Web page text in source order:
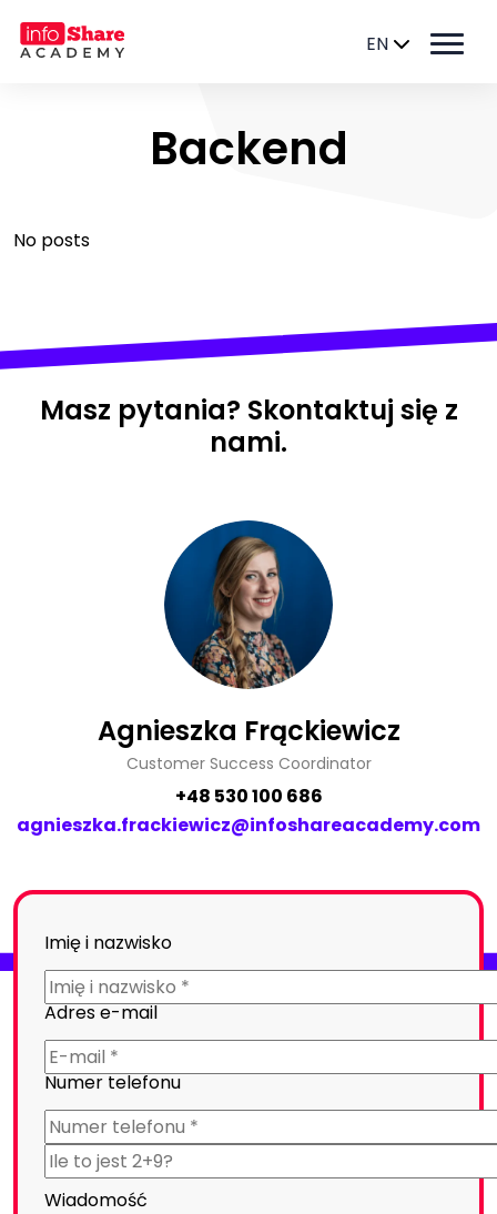
EN
Backend
No posts
Masz pytania? Skontaktuj się z
nami.
Agnieszka Frąckiewicz
Customer Success Coordinator
+48 530 100 686
agnieszka.frackiewicz@infoshareacademy.com
Imię i nazwisko
Adres e-mail
Numer telefonu
Wiadomość